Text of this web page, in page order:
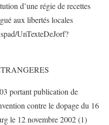
d’une régie de recettes
aux libertés locales
UnTexteDeJorf?
portant publication de
contre le dopage du 16
le 12 novembre 2002 (1)